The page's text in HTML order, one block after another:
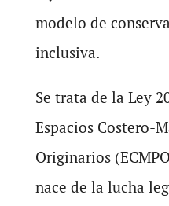
modelo de
inclusiva.
Se trata de la Ley
Espacios Costero-
Originarios
nace de la lucha